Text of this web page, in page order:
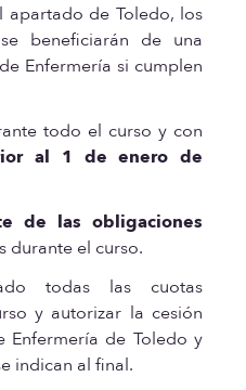
apartado de Toledo, los
beneficiarán de una
Enfermería si cumplen
todo el curso y con
al 1 de enero de
de las obligaciones
durante el curso.
todas las cuotas
y autorizar la cesión
de Toledo y
indican al final.